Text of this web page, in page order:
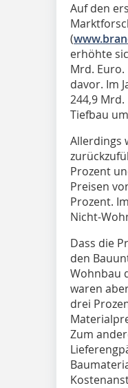
Auf den
(
erhöhte
Mrd.
davor. Im
244,9
Tiefbau
Allerdings
Prozent
Preisen
Prozent.
Nicht-
Dass die
den
Wohnbau
waren
drei
Zum